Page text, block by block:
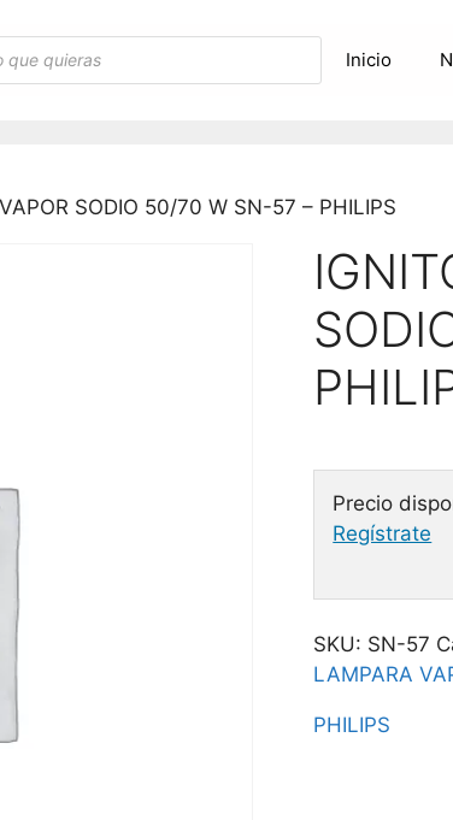
Inicio
SODIO 50/70 W SN-57 – PHILIPS
Precio
Regístrate
SKU: SN-57
LAMPARA
PHILIPS